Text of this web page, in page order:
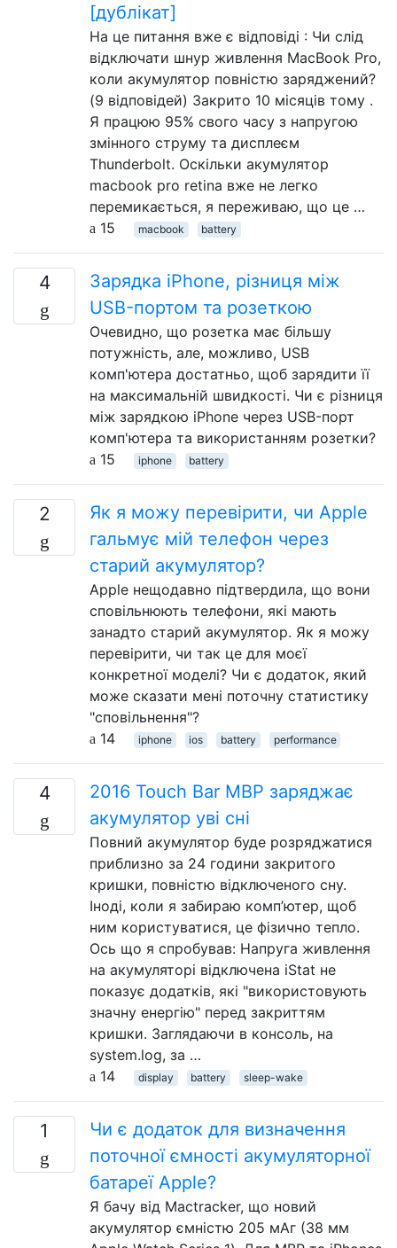
[дублікат]
На це питання вже є відповіді : Чи слід
відключати шнур живлення MacBook Pro,
коли акумулятор повністю заряджений?
(9 відповідей) Закрито 10 місяців тому .
Я працюю 95% свого часу з напругою
змінного струму та дисплеєм
Thunderbolt. Оскільки акумулятор
macbook pro retina вже не легко
перемикається, я переживаю, що це …
15
macbook battery
4
Зарядка iPhone, різниця між
USB-портом та розеткою
Очевидно, що розетка має більшу
потужність, але, можливо, USB
комп'ютера достатньо, щоб зарядити її
на максимальній швидкості. Чи є різниця
між зарядкою iPhone через USB-порт
комп'ютера та використанням розетки?
15
iphone battery
2
Як я можу перевірити, чи Apple
гальмує мій телефон через
старий акумулятор?
Apple нещодавно підтвердила, що вони
сповільнюють телефони, які мають
занадто старий акумулятор. Як я можу
перевірити, чи так це для моєї
конкретної моделі? Чи є додаток, який
може сказати мені поточну статистику
"сповільнення"?
14
iphone ios battery performance
4
2016 Touch Bar MBP заряджає
акумулятор уві сні
Повний акумулятор буде розряджатися
приблизно за 24 години закритого
кришки, повністю відключеного сну.
Іноді, коли я забираю комп’ютер, щоб
ним користуватися, це фізично тепло.
Ось що я спробував: Напруга живлення
на акумуляторі відключена iStat не
показує додатків, які "використовують
значну енергію" перед закриттям
кришки. Заглядаючи в консоль, на
system.log, за …
14
display battery sleep-wake
1
Чи є додаток для визначення
поточної ємності акумуляторної
батареї Apple?
Я бачу від Mactracker, що новий
акумулятор ємністю 205 мАг (38 мм